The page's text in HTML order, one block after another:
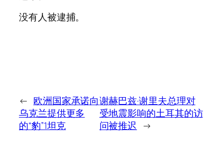
没有人被逮捕。
← 欧洲国家承诺向
乌克兰提供更多
的“豹”1坦克
谢赫巴兹·谢里夫总理对
受地震影响的土耳其的访
问被推迟 →